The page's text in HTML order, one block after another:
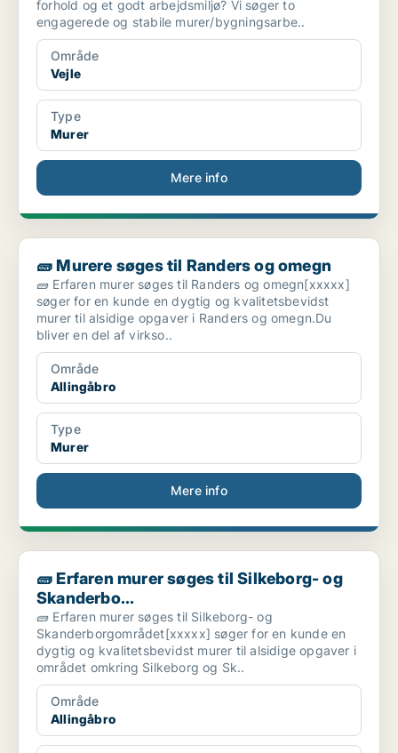
forhold og et godt arbejdsmiljø? Vi søger to
engagerede og stabile murer/bygningsarbe..
Område
Vejle
Type
Murer
Mere info
🧱 Murere søges til Randers og omegn
🧱 Murere søges til Randers og omegn
🧱 Erfaren murer søges til Randers og omegn[xxxxx]
søger for en kunde en dygtig og kvalitetsbevidst
murer til alsidige opgaver i Randers og omegn.Du
bliver en del af virkso..
Område
Allingåbro
Type
Murer
Mere info
🧱 Erfaren murer søges til Silkeborg- og Skanderbo...
🧱 Erfaren murer søges til Silkeborg- og
Skanderbo...
🧱 Erfaren murer søges til Silkeborg- og
Skanderborgområdet[xxxxx] søger for en kunde en
dygtig og kvalitetsbevidst murer til alsidige opgaver i
området omkring Silkeborg og Sk..
Område
Allingåbro